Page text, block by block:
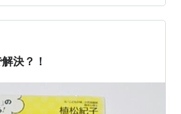
「水金地火木土天海～」 子ども
ます。 あれ？ その言い方教え
、 ニャンちゅう宇宙放送チュ…
決？！